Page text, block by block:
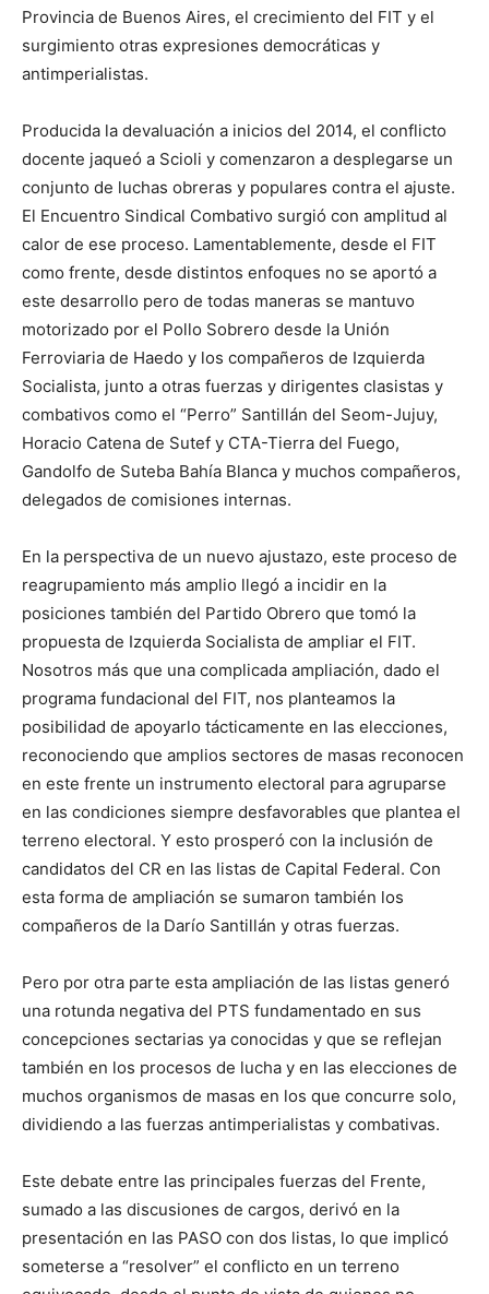
Provincia de Buenos Aires, el crecimiento del FIT y el
surgimiento otras expresiones democráticas y
antimperialistas.
Producida la devaluación a inicios del 2014, el conflicto
docente jaqueó a Scioli y comenzaron a desplegarse un
conjunto de luchas obreras y populares contra el ajuste.
El Encuentro Sindical Combativo surgió con amplitud al
calor de ese proceso. Lamentablemente, desde el FIT
como frente, desde distintos enfoques no se aportó a
este desarrollo pero de todas maneras se mantuvo
motorizado por el Pollo Sobrero desde la Unión
Ferroviaria de Haedo y los compañeros de Izquierda
Socialista, junto a otras fuerzas y dirigentes clasistas y
combativos como el “Perro” Santillán del Seom-Jujuy,
Horacio Catena de Sutef y CTA-Tierra del Fuego,
Gandolfo de Suteba Bahía Blanca y muchos compañeros,
delegados de comisiones internas.
En la perspectiva de un nuevo ajustazo, este proceso de
reagrupamiento más amplio llegó a incidir en la
posiciones también del Partido Obrero que tomó la
propuesta de Izquierda Socialista de ampliar el FIT.
Nosotros más que una complicada ampliación, dado el
programa fundacional del FIT, nos planteamos la
posibilidad de apoyarlo tácticamente en las elecciones,
reconociendo que amplios sectores de masas reconocen
en este frente un instrumento electoral para agruparse
en las condiciones siempre desfavorables que plantea el
terreno electoral. Y esto prosperó con la inclusión de
candidatos del CR en las listas de Capital Federal. Con
esta forma de ampliación se sumaron también los
compañeros de la Darío Santillán y otras fuerzas.
Pero por otra parte esta ampliación de las listas generó
una rotunda negativa del PTS fundamentado en sus
concepciones sectarias ya conocidas y que se reflejan
también en los procesos de lucha y en las elecciones de
muchos organismos de masas en los que concurre solo,
dividiendo a las fuerzas antimperialistas y combativas.
Este debate entre las principales fuerzas del Frente,
sumado a las discusiones de cargos, derivó en la
presentación en las PASO con dos listas, lo que implicó
someterse a “resolver” el conflicto en un terreno